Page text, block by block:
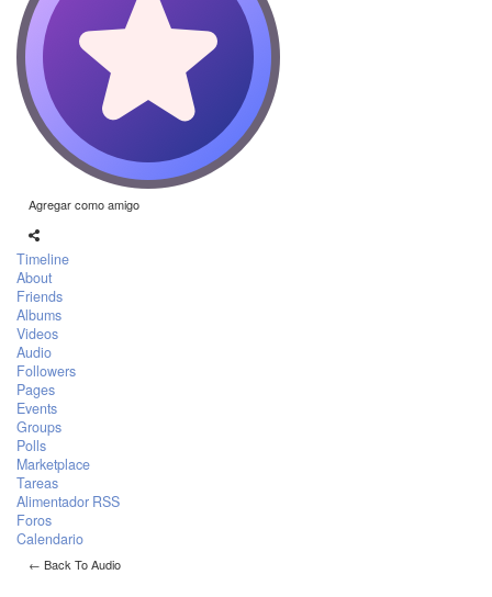
Agregar como amigo
Timeline
About
Friends
Albums
Videos
Audio
Followers
Pages
Events
Groups
Polls
Marketplace
Tareas
Alimentador RSS
Foros
Calendario
← Back To Audio